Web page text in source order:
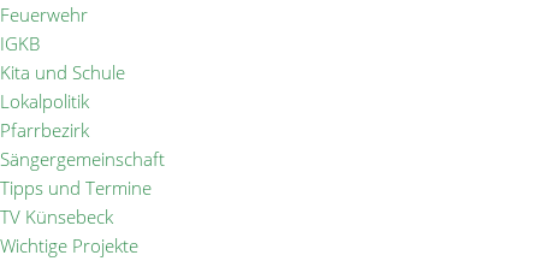
Feuerwehr
IGKB
Kita und Schule
Lokalpolitik
Pfarrbezirk
Sängergemeinschaft
Tipps und Termine
TV Künsebeck
Wichtige Projekte